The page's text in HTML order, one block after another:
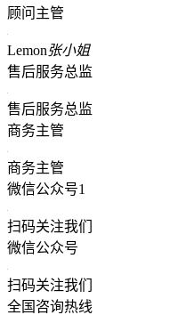
顾问主管
Lemon张小姐
售后服务总监
售后服务总监
商务主管
商务主管
微信公众号1
扫码关注我们
微信公众号
扫码关注我们
全国咨询热线